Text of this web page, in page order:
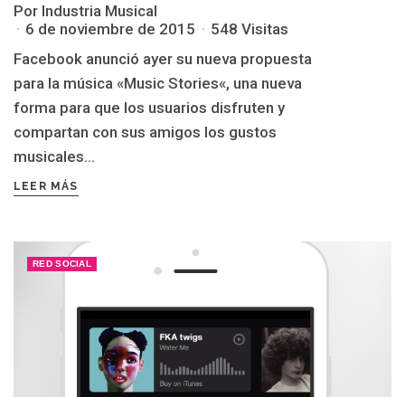
Por Industria Musical
6 de noviembre de 2015
548 Visitas
Facebook anunció ayer su nueva propuesta
para la música «Music Stories«, una nueva
forma para que los usuarios disfruten y
compartan con sus amigos los gustos
musicales...
LEER MÁS
RED SOCIAL